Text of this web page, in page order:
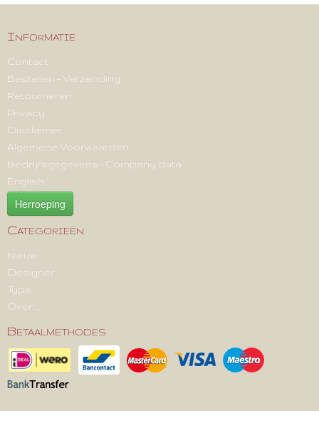
Informatie
Contact
Bestellen + Verzending
Retourneren
Privacy
Disclaimer
Algemene Voorwaarden
Bedrijfsgegevens - Company data
English
Herroeping
Categorieën
Nieuw
Designer
Type
Over ...
Betaalmethodes